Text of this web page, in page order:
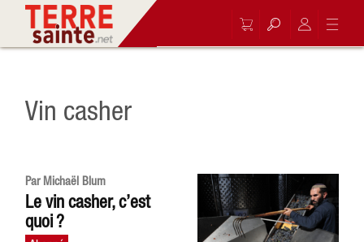
Vin casher
Par Michaël Blum
Le vin casher, c’est
quoi ?